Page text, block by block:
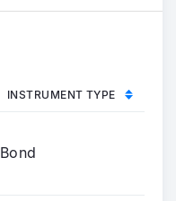
INSTRUMENT TYPE
Bond